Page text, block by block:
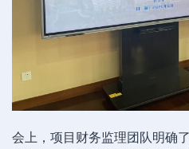
会上，项目财务监理团队明确